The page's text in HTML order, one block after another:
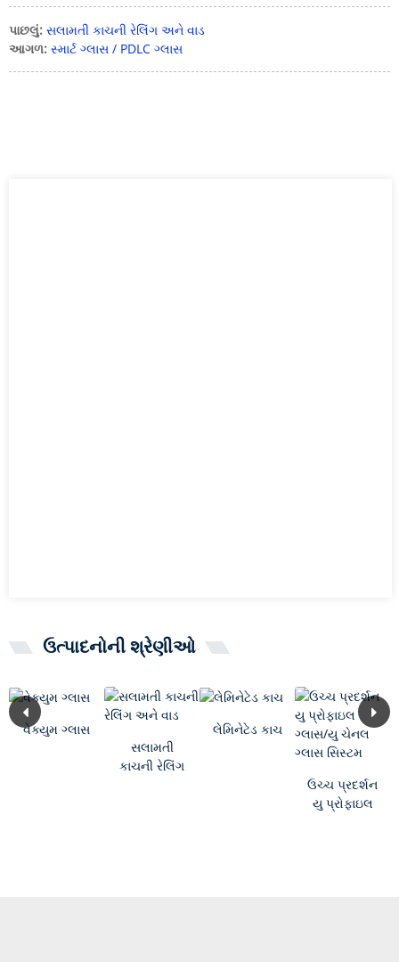
પાછલું: સલામતી કાચની રેલિંગ અને વાડ
આગળ: સ્માર્ટ ગ્લાસ / PDLC ગ્લાસ
ઉત્પાદનોની શ્રેણીઓ
વેક્યુમ ગ્લાસ
સલામતી
કાચની રેલિંગ
લેમિનેટેડ કાચ
ઉચ્ચ પ્રદર્શન
યુ પ્રોફાઇલ